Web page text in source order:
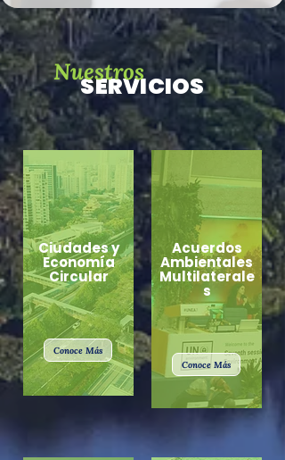
SERVICIOS
Nuestros
Conoce Más
Ciudades y
Economía
Circular
Conoce Más
Acuerdos
Ambientales
Multilaterale
s